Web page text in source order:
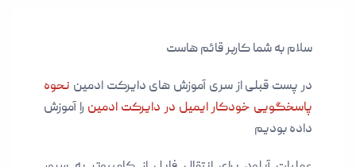
سلام به شما کاربر قائم هاست
در پست قبلی از سری آموزش های دایرکت ادمین نحوه
پاسخگویی خودکار ایمیل در دایرکت ادمین را آموزش
داده بودیم